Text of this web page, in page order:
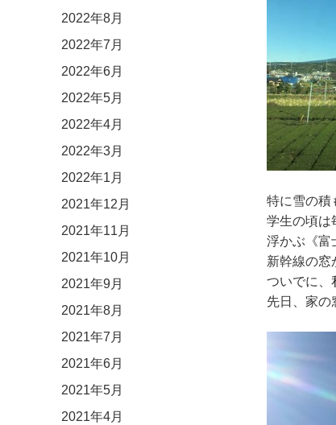
特に雪の積
学生の頃は
浮かぶ《富
新幹線の窓
ついでに、
先日、家の
2022年8月
2022年7月
2022年6月
2022年5月
2022年4月
2022年3月
2022年1月
2021年12月
2021年11月
2021年10月
2021年9月
2021年8月
2021年7月
2021年6月
2021年5月
2021年4月